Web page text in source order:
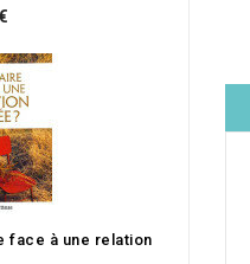
face à une relation